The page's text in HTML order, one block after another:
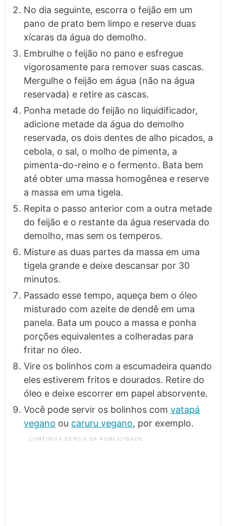
No dia seguinte, escorra o feijão em um
pano de prato bem limpo e reserve duas
xícaras da água do demolho.
Embrulhe o feijão no pano e esfregue
vigorosamente para remover suas cascas.
Mergulhe o feijão em água (não na água
reservada) e retire as cascas.
Ponha metade do feijão no liquidificador,
adicione metade da água do demolho
reservada, os dois dentes de alho picados, a
cebola, o sal, o molho de pimenta, a
pimenta-do-reino e o fermento. Bata bem
até obter uma massa homogênea e reserve
a massa em uma tigela.
Repita o passo anterior com a outra metade
do feijão e o restante da água reservada do
demolho, mas sem os temperos.
Misture as duas partes da massa em uma
tigela grande e deixe descansar por 30
minutos.
Passado esse tempo, aqueça bem o óleo
misturado com azeite de dendê em uma
panela. Bata um pouco a massa e ponha
porções equivalentes a colheradas para
fritar no óleo.
Vire os bolinhos com a escumadeira quando
eles estiverem fritos e dourados. Retire do
óleo e deixe escorrer em papel absorvente.
Você pode servir os bolinhos com vatapá
vegano ou caruru vegano, por exemplo.
CONTINUA DEPOIS DA PUBLICIDADE